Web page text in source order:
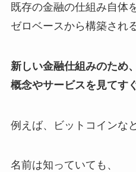
既存の金融の仕組み自体
ゼロベースから構築され
新しい金融仕組みのため、
概念やサービスを見てす
例えば、 ビットコインな
名前は知っていても、